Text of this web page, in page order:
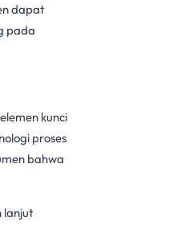
dapat
pada
kunci
proses
bahwa
lanjut